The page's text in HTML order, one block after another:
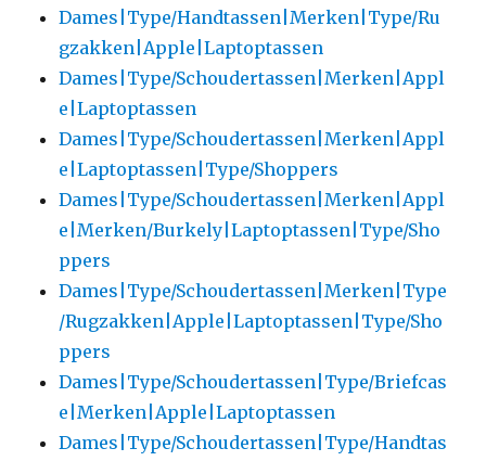
Dames|Type/Handtassen|Merken|Type/Ru
gzakken|Apple|Laptoptassen
Dames|Type/Schoudertassen|Merken|Appl
e|Laptoptassen
Dames|Type/Schoudertassen|Merken|Appl
e|Laptoptassen|Type/Shoppers
Dames|Type/Schoudertassen|Merken|Appl
e|Merken/Burkely|Laptoptassen|Type/Sho
ppers
Dames|Type/Schoudertassen|Merken|Type
/Rugzakken|Apple|Laptoptassen|Type/Sho
ppers
Dames|Type/Schoudertassen|Type/Briefcas
e|Merken|Apple|Laptoptassen
Dames|Type/Schoudertassen|Type/Handtas